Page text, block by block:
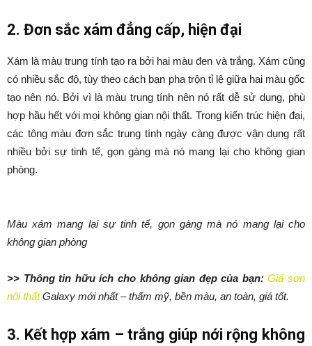
2. Đơn sắc xám đẳng cấp, hiện đại
Xám là màu trung tính tạo ra bởi hai màu đen và trắng. Xám cũng
có nhiều sắc độ, tùy theo cách bạn pha trộn tỉ lệ giữa hai màu gốc
tạo nên nó. Bởi vì là màu trung tính nên nó rất dễ sử dụng, phù
hợp hầu hết với mọi không gian nội thất. Trong kiến trúc hiện đại,
các tông màu đơn sắc trung tính ngày càng được vận dụng rất
nhiều bởi sự tinh tế, gọn gàng mà nó mang lại cho không gian
phòng.
Màu xám mang lại sự tinh tế, gọn gàng mà nó mang lại cho
không gian phòng
>> Thông tin hữu ích cho không gian đẹp của bạn: Giá sơn
nội thấtGalaxy mới nhất – thẩm mỹ, bền màu, an toàn, giá tốt.
3. Kết hợp xám – trắng giúp nới rộng không